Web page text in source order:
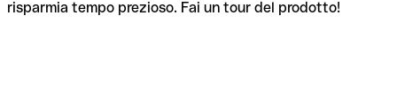
risparmia tempo prezioso. Fai un tour del prodotto!